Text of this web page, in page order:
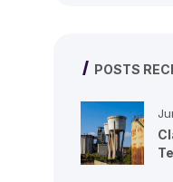
POSTS